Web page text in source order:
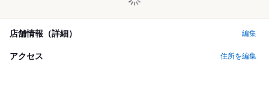
店舗情報（詳細） 編集
アクセス 住所を編集